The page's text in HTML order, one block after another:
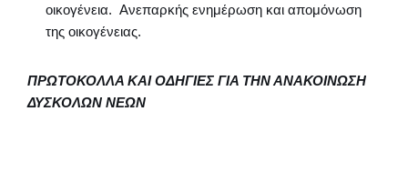
οικογένεια. Ανεπαρκής ενημέρωση και απομόνωση
της οικογένειας.
ΠΡΩΤΟΚΟΛΛΑ ΚΑΙ ΟΔΗΓΙΕΣ ΓΙΑ ΤΗΝ ΑΝΑΚΟΙΝΩΣΗ
ΔΥΣΚΟΛΩΝ ΝΕΩΝ